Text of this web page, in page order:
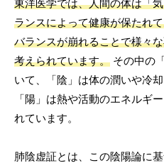
東洋医学では、人間の体は「
ランスによって健康が保たれ
バランスが崩れることで様々
考えられています。 その中の
いて、「陰」は体の潤いや冷却
「陽」は熱や活動のエネルギ
れています。
肺陰虚証とは、この陰陽論に